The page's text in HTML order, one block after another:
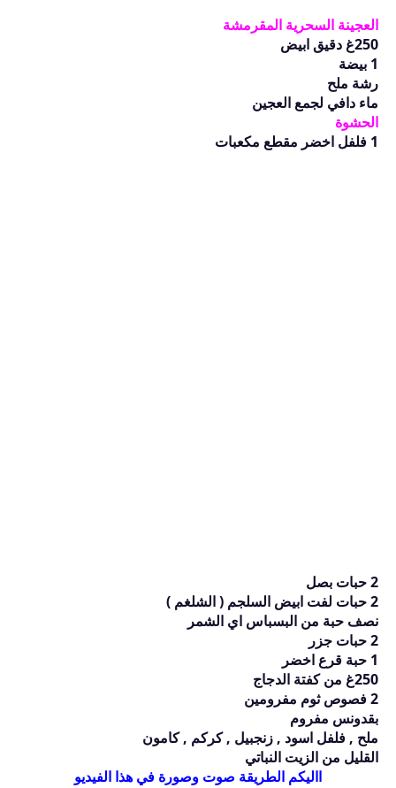
العجينة السحرية المقرمشة
250غ دقيق ابيض
1 بيضة
رشة ملح
ماء دافي لجمع العجين
الحشوة
1 فلفل اخضر مقطع مكعبات
2 حبات بصل
2 حبات لفت ابيض السلجم ( الشلغم )
نصف حبة من البسباس اي الشمر
2 حبات جزر
1 حبة قرع اخضر
250غ من كفتة الدجاج
2 فصوص ثوم مفرومين
بقدونس مفروم
ملح , فلفل اسود , زنجبيل , كركم , كامون
القليل من الزيت النباتي
االيكم الطريقة صوت وصورة في هذا الفيديو